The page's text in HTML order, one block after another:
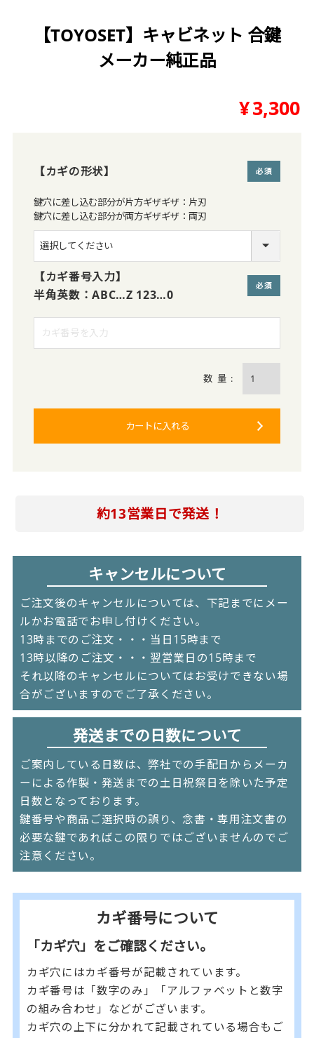
【TOYOSET】キャビネット 合鍵
メーカー純正品
¥3,300
【カギの形状】
鍵穴に差し込む部分が片方ギザギザ：片刃
鍵穴に差し込む部分が両方ギザギザ：両刃
【カギ番号入力】
半角英数：ABC…Z 123…0
カートに入れる
約13営業日で発送！
キャンセルについて
ご注文後のキャンセルについては、下記までにメー
ルかお電話でお申し付けください。
13時までのご注文・・・当日15時まで
13時以降のご注文・・・翌営業日の15時まで
それ以降のキャンセルについてはお受けできない場
合がございますのでご了承ください。
発送までの日数について
ご案内している日数は、弊社での手配日からメーカ
ーによる作製・発送までの土日祝祭日を除いた予定
日数となっております。
鍵番号や商品ご選択時の誤り、念書・専用注文書の
必要な鍵であればこの限りではございませんのでご
注意ください。
カギ番号について
「カギ穴」をご確認ください。
カギ穴にはカギ番号が記載されています。
カギ番号は「数字のみ」「アルファベットと数字
の組み合わせ」などがございます。
カギ穴の上下に分かれて記載されている場合もご